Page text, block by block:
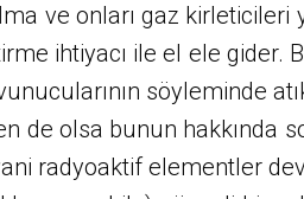
ve onları gaz kirleticileri
ihtiyacı ile el ele gider.
söyleminde
de olsa bunun hakkında
radyoaktif elementler